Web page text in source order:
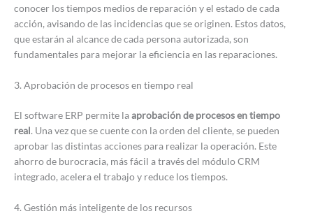
conocer los tiempos medios de reparación y el estado de cada
acción, avisando de las incidencias que se originen. Estos datos,
que estarán al alcance de cada persona autorizada, son
fundamentales para mejorar la eficiencia en las reparaciones.
3. Aprobación de procesos en tiempo real
El software ERP permite laaprobación de procesos en tiempo
real. Una vez que se cuente con la orden del cliente, se pueden
aprobar las distintas acciones para realizar la operación. Este
ahorro de burocracia, más fácil a través del módulo CRM
integrado, acelera el trabajo y reduce los tiempos.
4. Gestión más inteligente de los recursos